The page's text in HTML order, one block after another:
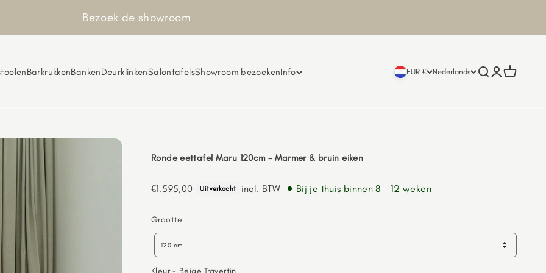
Bezoek de showroom
BarkrukkenBankenDeurklinkenSalontafelsShowroom bezoekenInfo EUR € Nederlands Zoeken openen
Ronde eettafel Maru 120cm - Marmer & bruin eiken
Aanbiedingsprijs
€1.595,00 Uitverkocht incl. BTW Bij je thuis binnen 8 - 12 weken
Grootte
120 cm
Kleur - Beige TravertinKleur